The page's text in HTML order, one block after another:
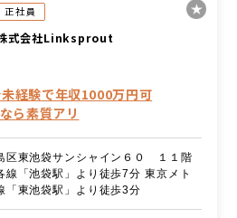
正社員
式会社Linksprout
経験で年収1000万円可
ら素質アリ
区東池袋サンシャイン６０ １１階
線「池袋駅」より徒歩7分 東京メト
「東池袋駅」より徒歩3分